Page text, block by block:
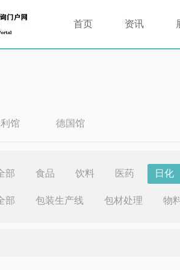
首页 资讯
馆 德国馆
部 食品 饮料 医药 日化
部 包装生产线 包材处理 物